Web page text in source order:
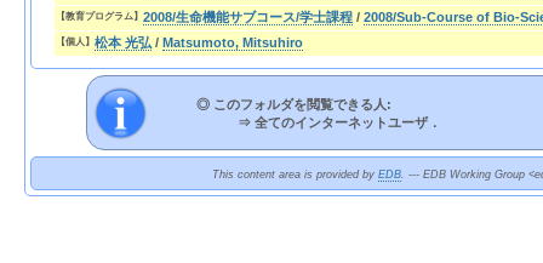
【教育プログラム】 2008/生命機能サブコース/学士課程 / 2008/Sub-Course of Bio-
【個人】 松本 光弘 / Matsumoto, Mitsuhiro
◎ このフォルダを閲覧できる人:
⇒ 全てのインターネットユーザ．
This content area is provided by EDB. --- EDB Working Group